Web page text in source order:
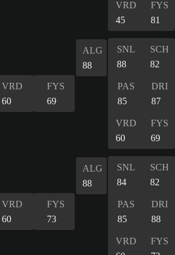
VRD
45
FYS
81
VRD
60
FYS
69
ALG
88
SNL
88
SCH
82
PAS
85
DRI
87
VRD
60
FYS
69
VRD
60
FYS
73
ALG
88
SNL
84
SCH
82
PAS
85
DRI
88
VRD
FYS